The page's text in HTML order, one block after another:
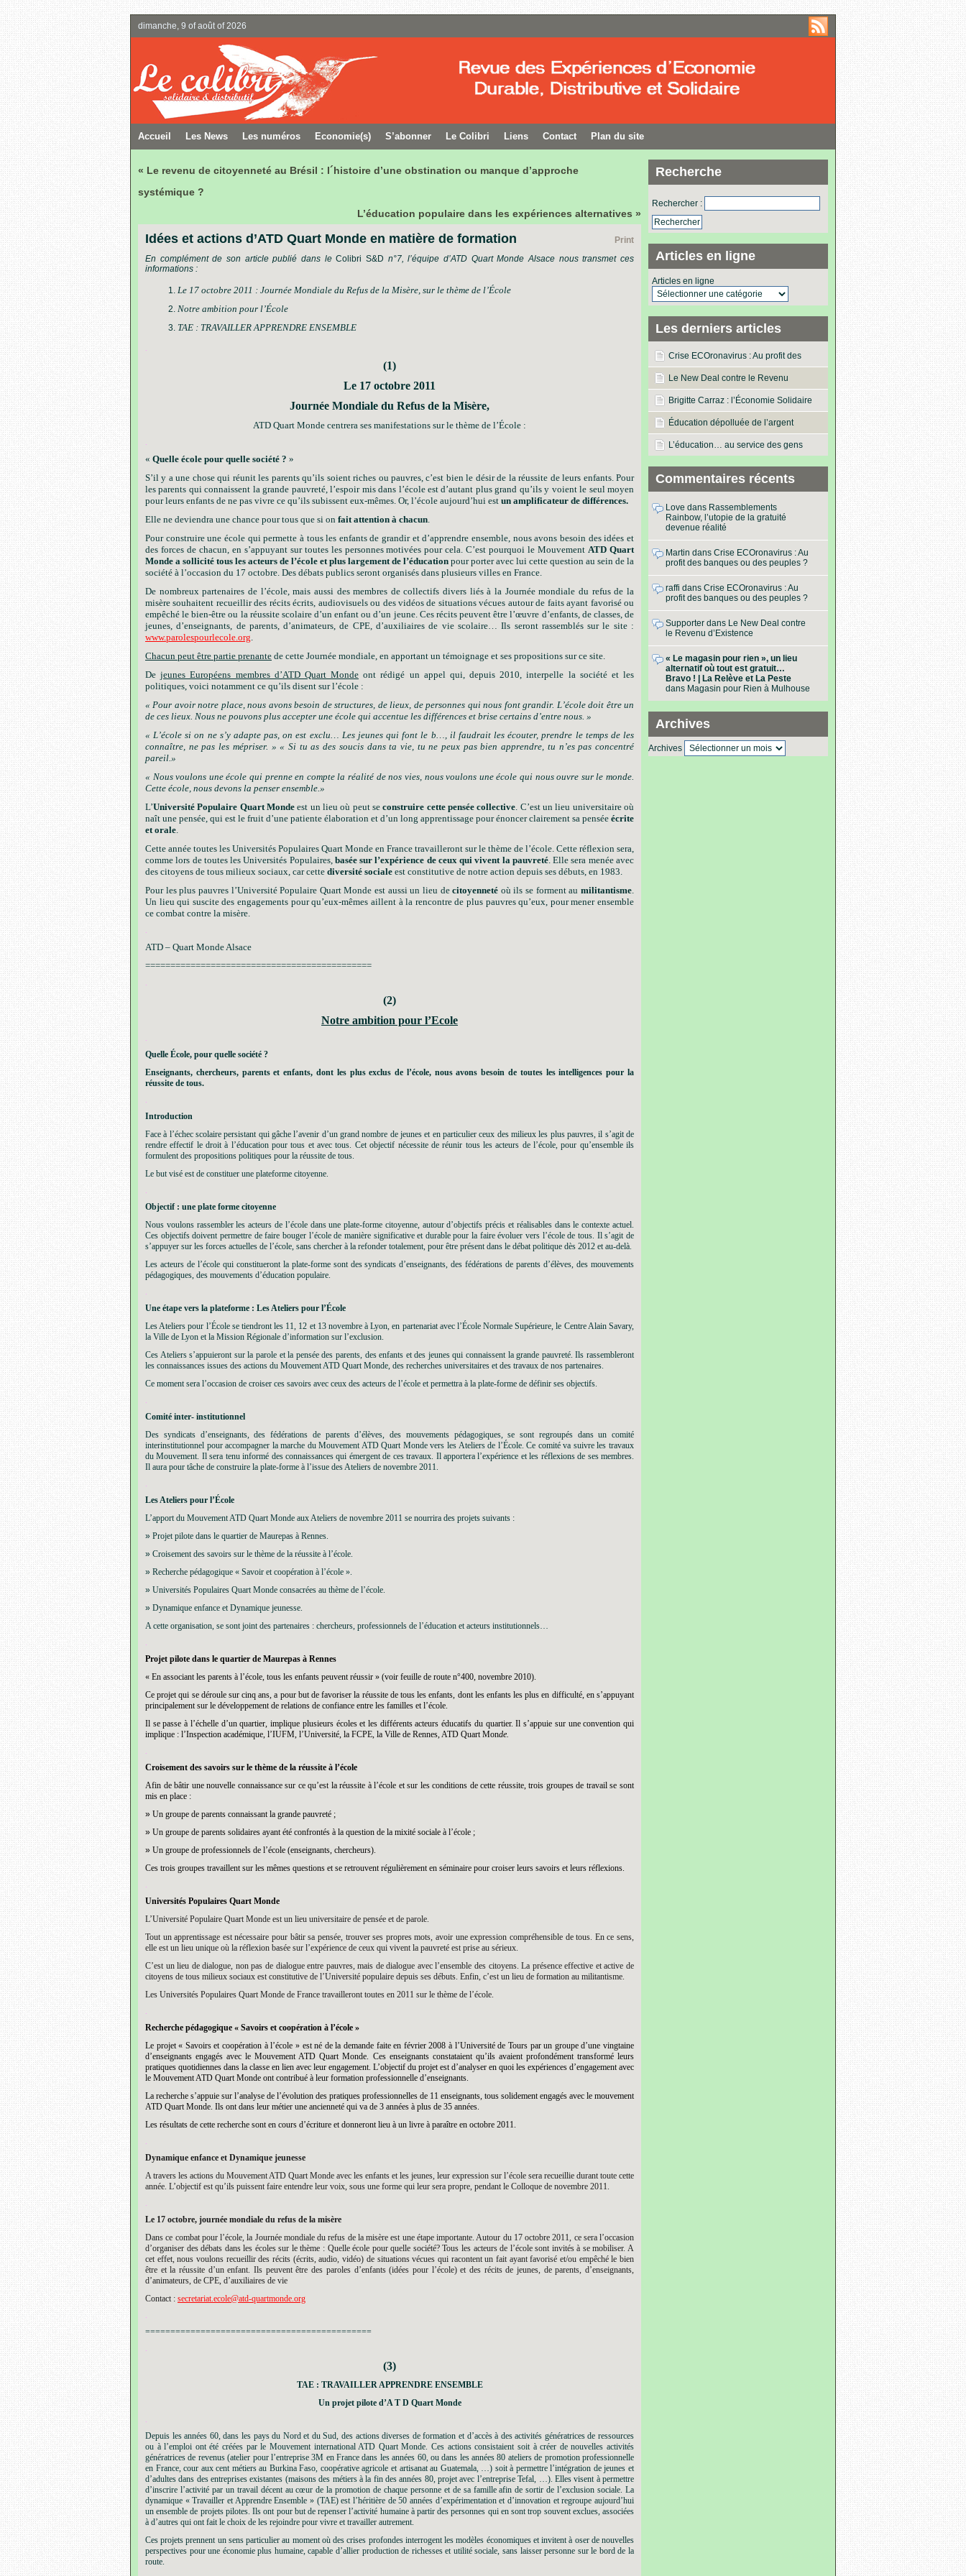
dimanche, 9 of août of 2026
Accueil Les News Les numéros Economie(s) S’abonner Le Colibri Liens Contact Plan du site
Recherche
Rechercher :
Articles en ligne
Articles en ligne
Les derniers articles
Crise ECOronavirus : Au profit des
banques ou des peuples ?
Le New Deal contre le Revenu
d’Existence
Brigitte Carraz : l’Économie Solidaire
dans les actes !
Éducation dépolluée de l’argent
L’éducation… au service des gens
Commentaires récents
Love dans Rassemblements
Rainbow, l’utopie de la gratuité
devenue réalité
Martin dans Crise ECOronavirus : Au
profit des banques ou des peuples ?
raffi dans Crise ECOronavirus : Au
profit des banques ou des peuples ?
Supporter dans Le New Deal contre
le Revenu d’Existence
« Le magasin pour rien », un lieu
alternatif où tout est gratuit…
Bravo ! | La Relève et La Peste
dans Magasin pour Rien à Mulhouse
Archives
Archives
« Le revenu de citoyenneté au Brésil : l´histoire d’une obstination ou manque d’approche
systémique ?
L’éducation populaire dans les expériences alternatives »
Print
Idées et actions d’ATD Quart Monde en matière de formation
En complément de son article publié dans leColibri S&D n°7, l’équipe d’ATD Quart Monde Alsace nous transmet ces
informations :
Le 17 octobre 2011 : Journée Mondiale du Refus de la Misère, sur le thème de l’École
Notre ambition pour l’École
TAE : TRAVAILLER APPRENDRE ENSEMBLE
(1)
Le 17 octobre 2011
Journée Mondiale du Refus de la Misère,
ATD Quart Monde centrera ses manifestations sur le thème de l’École :
« Quelle école pour quelle société ? »
S’il y a une chose qui réunit les parents qu’ils soient riches ou pauvres, c’est bien le désir de la réussite de leurs enfants. Pour
les parents qui connaissent la grande pauvreté, l’espoir mis dans l’école est d’autant plus grand qu’ils y voient le seul moyen
pour leurs enfants de ne pas vivre ce qu’ils subissent eux-mêmes. Or, l’école aujourd’hui est un amplificateur de différences.
Elle ne deviendra une chance pour tous que si on fait attention à chacun.
Pour construire une école qui permette à tous les enfants de grandir et d’apprendre ensemble, nous avons besoin des idées et
des forces de chacun, en s’appuyant sur toutes les personnes motivées pour cela. C’est pourquoi le MouvementATD Quart
Monde a sollicité tous les acteurs de l’école et plus largement de l’éducation pour porter avec lui cette question au sein de la
société à l’occasion du 17 octobre. Des débats publics seront organisés dans plusieurs villes en France.
De nombreux partenaires de l’école, mais aussi des membres de collectifs divers liés à la Journée mondiale du refus de la
misère souhaitent recueillir des récits écrits, audiovisuels ou des vidéos de situations vécues autour de faits ayant favorisé ou
empêché le bien-être ou la réussite scolaire d’un enfant ou d’un jeune. Ces récits peuvent être l’œuvre d’enfants, de classes, de
jeunes, d’enseignants, de parents, d’animateurs, de CPE, d’auxiliaires de vie scolaire… Ils seront rassemblés sur le site :
www.parolespourlecole.org.
Chacun peut être partie prenante de cette Journée mondiale, en apportant un témoignage et ses propositions sur ce site.
Dejeunes Européens membres d’ATD Quart Monde ont rédigé un appel qui, depuis 2010, interpelle la société et les
politiques, voici notamment ce qu’ils disent sur l’école :
«Pour avoir notre place, nous avons besoin de structures, de lieux, de personnes qui nous font grandir. L’école doit être un
de ces lieux. Nous ne pouvons plus accepter une école qui accentue les différences et brise certains d’entre nous. »
« L’école si on ne s’y adapte pas, on est exclu… Les jeunes qui font le b…, il faudrait les écouter, prendre le temps de les
connaître, ne pas les mépriser. »« Si tu as des soucis dans ta vie, tu ne peux pas bien apprendre, tu n’es pas concentré
pareil.»
« Nous voulons une école qui prenne en compte la réalité de nos vies, nous voulons une école qui nous ouvre sur le monde.
Cette école, nous devons la penser ensemble.»
L’Université Populaire Quart Mondeest un lieu où peut seconstruire cette pensée collective. C’est un lieu universitaire où
naît une pensée, qui est le fruit d’une patiente élaboration et d’un long apprentissage pour énoncer clairement sa pensée écrite
et orale.
Cette année toutes les Universités Populaires Quart Monde en France travailleront sur le thème de l’école. Cette réflexion sera,
comme lors de toutes les Universités Populaires,basée sur l’expérience de ceux qui vivent la pauvreté. Elle sera menée avec
des citoyens de tous milieux sociaux, car cette diversité sociale est constitutive de notre action depuis ses débuts, en 1983.
Pour les plus pauvres l’Université Populaire Quart Monde est aussi un lieu decitoyenneté où ils se forment aumilitantisme.
Un lieu qui suscite des engagements pour qu’eux-mêmes aillent à la rencontre de plus pauvres qu’eux, pour mener ensemble
ce combat contre la misère.
ATD – Quart Monde Alsace
=============================================
(2)
Notre ambition pour l’Ecole
Quelle École, pour quelle société ?
Enseignants, chercheurs, parents et enfants, dont les plus exclus de l’école, nous avons besoin de toutes les intelligences pour la
réussite de tous.
Introduction
Face à l’échec scolaire persistant qui gâche l’avenir d’un grand nombre de jeunes et en particulier ceux des milieux les plus pauvres, il s’agit de
rendre effectif le droit à l’éducation pour tous et avec tous. Cet objectif nécessite de réunir tous les acteurs de l’école, pour qu’ensemble ils
formulent des propositions politiques pour la réussite de tous.
Le but visé est de constituer une plateforme citoyenne.
Objectif : une plate forme citoyenne
Nous voulons rassembler les acteurs de l’école dans une plate-forme citoyenne, autour d’objectifs précis et réalisables dans le contexte actuel.
Ces objectifs doivent permettre de faire bouger l’école de manière significative et durable pour la faire évoluer vers l’école de tous. Il s’agit de
s’appuyer sur les forces actuelles de l’école, sans chercher à la refonder totalement, pour être présent dans le débat politique dès 2012 et au-delà.
Les acteurs de l’école qui constitueront la plate-forme sont des syndicats d’enseignants, des fédérations de parents d’élèves, des mouvements
pédagogiques, des mouvements d’éducation populaire.
Une étape vers la plateforme : Les Ateliers pour l’École
Les Ateliers pour l’École se tiendront les 11, 12 et 13 novembre à Lyon, en partenariat avec l’École Normale Supérieure, le Centre Alain Savary,
la Ville de Lyon et la Mission Régionale d’information sur l’exclusion.
Ces Ateliers s’appuieront sur la parole et la pensée des parents, des enfants et des jeunes qui connaissent la grande pauvreté. Ils rassembleront
les connaissances issues des actions du Mouvement ATD Quart Monde, des recherches universitaires et des travaux de nos partenaires.
Ce moment sera l’occasion de croiser ces savoirs avec ceux des acteurs de l’école et permettra à la plate-forme de définir ses objectifs.
Comité inter- institutionnel
Des syndicats d’enseignants, des fédérations de parents d’élèves, des mouvements pédagogiques, se sont regroupés dans un comité
interinstitutionnel pour accompagner la marche du Mouvement ATD Quart Monde vers les Ateliers de l’École. Ce comité va suivre les travaux
du Mouvement. Il sera tenu informé des connaissances qui émergent de ces travaux. Il apportera l’expérience et les réflexions de ses membres.
Il aura pour tâche de construire la plate-forme à l’issue des Ateliers de novembre 2011.
Les Ateliers pour l’École
L’apport du Mouvement ATD Quart Monde aux Ateliers de novembre 2011 se nourrira des projets suivants :
» Projet pilote dans le quartier de Maurepas à Rennes.
» Croisement des savoirs sur le thème de la réussite à l’école.
» Recherche pédagogique « Savoir et coopération à l’école ».
» Universités Populaires Quart Monde consacrées au thème de l’école.
» Dynamique enfance et Dynamique jeunesse.
A cette organisation, se sont joint des partenaires : chercheurs, professionnels de l’éducation et acteurs institutionnels…
Projet pilote dans le quartier de Maurepas à Rennes
« En associant les parents à l’école, tous les enfants peuvent réussir » (voir feuille de route n°400, novembre 2010).
Ce projet qui se déroule sur cinq ans, a pour but de favoriser la réussite de tous les enfants, dont les enfants les plus en difficulté, en s’appuyant
principalement sur le développement de relations de confiance entre les familles et l’école.
Il se passe à l’échelle d’un quartier, implique plusieurs écoles et les différents acteurs éducatifs du quartier. Il s’appuie sur une convention qui
implique : l’Inspection académique, l’IUFM, l’Université, la FCPE, la Ville de Rennes, ATD Quart Monde.
Croisement des savoirs sur le thème de la réussite à l’école
Afin de bâtir une nouvelle connaissance sur ce qu’est la réussite à l’école et sur les conditions de cette réussite, trois groupes de travail se sont
mis en place :
» Un groupe de parents connaissant la grande pauvreté ;
» Un groupe de parents solidaires ayant été confrontés à la question de la mixité sociale à l’école ;
» Un groupe de professionnels de l’école (enseignants, chercheurs).
Ces trois groupes travaillent sur les mêmes questions et se retrouvent régulièrement en séminaire pour croiser leurs savoirs et leurs réflexions.
Universités Populaires Quart Monde
L’Université Populaire Quart Monde est un lieu universitaire de pensée et de parole.
Tout un apprentissage est nécessaire pour bâtir sa pensée, trouver ses propres mots, avoir une expression compréhensible de tous. En ce sens,
elle est un lieu unique où la réflexion basée sur l’expérience de ceux qui vivent la pauvreté est prise au sérieux.
C’est un lieu de dialogue, non pas de dialogue entre pauvres, mais de dialogue avec l’ensemble des citoyens. La présence effective et active de
citoyens de tous milieux sociaux est constitutive de l’Université populaire depuis ses débuts. Enfin, c’est un lieu de formation au militantisme.
Les Universités Populaires Quart Monde de France travailleront toutes en 2011 sur le thème de l’école.
Recherche pédagogique « Savoirs et coopération à l’école »
Le projet « Savoirs et coopération à l’école » est né de la demande faite en février 2008 à l’Université de Tours par un groupe d’une vingtaine
d’enseignants engagés avec le Mouvement ATD Quart Monde. Ces enseignants constataient qu’ils avaient profondément transformé leurs
pratiques quotidiennes dans la classe en lien avec leur engagement. L’objectif du projet est d’analyser en quoi les expériences d’engagement avec
le Mouvement ATD Quart Monde ont contribué à leur formation professionnelle d’enseignants.
La recherche s’appuie sur l’analyse de l’évolution des pratiques professionnelles de 11 enseignants, tous solidement engagés avec le mouvement
ATD Quart Monde. Ils ont dans leur métier une ancienneté qui va de 3 années à plus de 35 années.
Les résultats de cette recherche sont en cours d’écriture et donneront lieu à un livre à paraître en octobre 2011.
Dynamique enfance et Dynamique jeunesse
A travers les actions du Mouvement ATD Quart Monde avec les enfants et les jeunes, leur expression sur l’école sera recueillie durant toute cette
année. L’objectif est qu’ils puissent faire entendre leur voix, sous une forme qui leur sera propre, pendant le Colloque de novembre 2011.
Le 17 octobre, journée mondiale du refus de la misère
Dans ce combat pour l’école, la Journée mondiale du refus de la misère est une étape importante. Autour du 17 octobre 2011, ce sera l’occasion
d’organiser des débats dans les écoles sur le thème : Quelle école pour quelle société? Tous les acteurs de l’école sont invités à se mobiliser. A
cet effet, nous voulons recueillir des récits (écrits, audio, vidéo) de situations vécues qui racontent un fait ayant favorisé et/ou empêché le bien
être et la réussite d’un enfant. Ils peuvent être des paroles d’enfants (idées pour l’école) et des récits de jeunes, de parents, d’enseignants,
d’animateurs, de CPE, d’auxiliaires de vie
Contact : secretariat.ecole@atd-quartmonde.org
=============================================
(3)
TAE : TRAVAILLER APPRENDRE ENSEMBLE
Un projet pilote d’A T D Quart Monde
Depuis les années 60, dans les pays du Nord et du Sud, des actions diverses de formation et d’accès à des activités génératrices de ressources
ou à l’emploi ont été créées par le Mouvement international ATD Quart Monde. Ces actions consistaient soit à créer de nouvelles activités
génératrices de revenus (atelier pour l’entreprise 3M en France dans les années 60, ou dans les années 80 ateliers de promotion professionnelle
en France, cour aux cent métiers au Burkina Faso, coopérative agricole et artisanat au Guatemala, …) soit à permettre l’intégration de jeunes et
d’adultes dans des entreprises existantes (maisons des métiers à la fin des années 80, projet avec l’entreprise Tefal, …). Elles visent à permettre
d’inscrire l’activité par un travail décent au cœur de la promotion de chaque personne et de sa famille afin de sortir de l’exclusion sociale. La
dynamique « Travailler et Apprendre Ensemble » (TAE) est l’héritière de 50 années d’expérimentation et d’innovation et regroupe aujourd’hui
un ensemble de projets pilotes. Ils ont pour but de repenser l’activité humaine à partir des personnes qui en sont trop souvent exclues, associées
à d’autres qui ont fait le choix de les rejoindre pour vivre et travailler autrement.
Ces projets prennent un sens particulier au moment où des crises profondes interrogent les modèles économiques et invitent à oser de nouvelles
perspectives pour une économie plus humaine, capable d’allier production de richesses et utilité sociale, sans laisser personne sur le bord de la
route.